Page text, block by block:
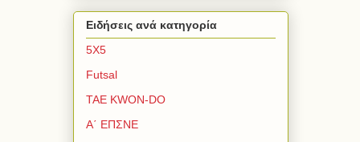
Ειδήσεις ανά κατηγορία
5Χ5
Futsal
TAE KWON-DO
Α΄ ΕΠΣΝΕ